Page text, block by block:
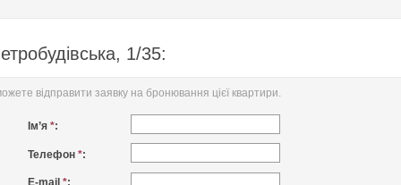
1/35:
відправити заявку на бронювання цієї квартири.
Ім’я *:
Телефон *:
E-mail *: